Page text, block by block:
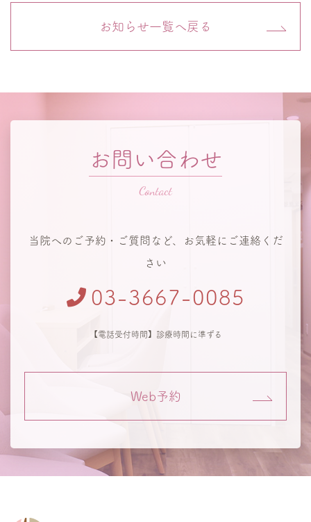
お知らせ一覧へ戻る
お問い合わせ
当院へのご予約・ご質問など、お気軽にご連絡くだ
さい
03-3667-0085
【電話受付時間】診療時間に準ずる
Web予約